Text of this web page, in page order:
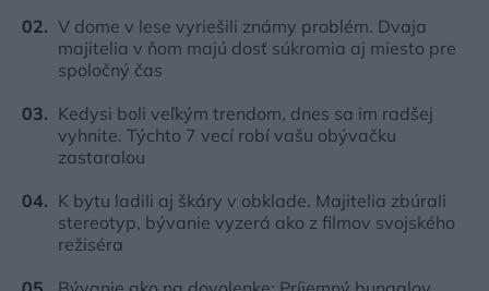
V dome v lese vyriešili známy problém. Dvaja
majitelia v ňom majú dosť súkromia aj miesto pre
spoločný čas
Kedysi boli veľkým trendom, dnes sa im radšej
vyhnite. Týchto 7 vecí robí vašu obývačku
zastaralou
K bytu ladili aj škáry v obklade. Majitelia zbúrali
stereotyp, bývanie vyzerá ako z filmov svojského
režiséra